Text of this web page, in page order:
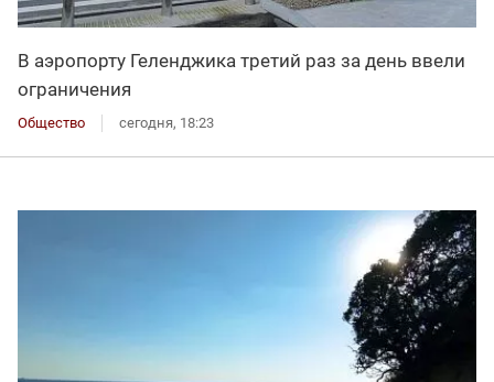
В аэропорту Геленджика третий раз за день ввели
ограничения
Общество сегодня, 18:23